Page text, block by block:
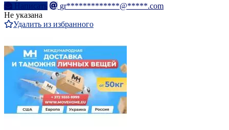
Написать
gr*************@*****.com
Не указана
Удалить из избранного